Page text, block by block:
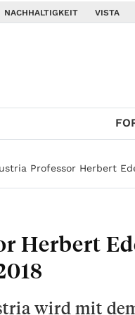
NACHHALTIGKEIT VISTA
Professor Herbert
Herbert
wird mit